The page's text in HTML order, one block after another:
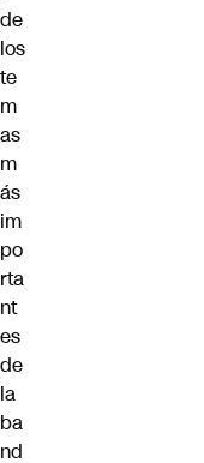
de
los
te
m
as
m
ás
im
po
rta
nt
es
de
la
ba
nd